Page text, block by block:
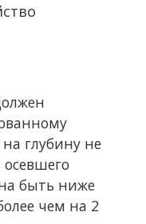
глубину не
быть ниже
чем на 2